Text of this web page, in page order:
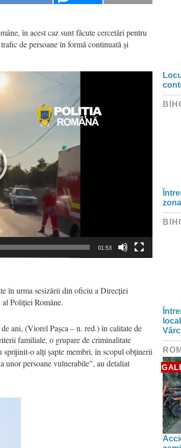
în acest caz sunt făcute cercetări pentru
de persoane în formă continuată și
01:53
în urma sesizării din oficiu a Direcției
Poliției Române.
ani, (Viorel Pașca – n. red.) în calitate de
familiale, o grupare de criminalitate
sprijinit-o alți șapte membri, în scopul obținerii
unor persoane vulnerabile”, au detaliat